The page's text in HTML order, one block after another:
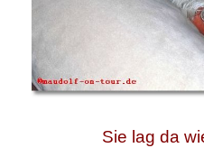
Sie lag da